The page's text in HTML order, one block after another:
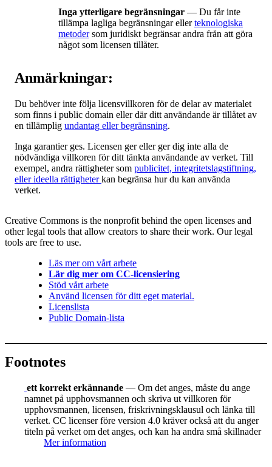
Inga ytterligare begränsningar — Du får inte
tillämpa lagliga begränsningar ellerteknologiska
metodersom juridiskt begränsar andra från att göra
något som licensen tillåter.
Anmärkningar:
Du behöver inte följa licensvillkoren för de delar av materialet
som finns i public domain eller där ditt användande är tillåtet av
en tillämplig undantag eller begränsning.
Inga garantier ges. Licensen ger eller ger dig inte alla de
nödvändiga villkoren för ditt tänkta användande av verket. Till
exempel, andra rättigheter som publicitet, integritetslagstiftning,
eller ideella rättigheterkan begränsa hur du kan använda
verket.
Creative Commons is the nonprofit behind the open licenses and
other legal tools that allow creators to share their work. Our legal
tools are free to use.
Läs mer om vårt arbete
Lär dig mer om CC-licensiering
Stöd vårt arbete
Använd licensen för ditt eget material.
Licenslista
Public Domain-lista
Footnotes
ett korrekt erkännande — Om det anges, måste du ange
namnet på upphovsmannen och skriva ut villkoren för
upphovsmannen, licensen, friskrivningsklausul och länka till
verket. CC licenser före version 4.0 kräver också att du anger
titeln på verket om det anges, och kan ha andra små skillnader
Mer information